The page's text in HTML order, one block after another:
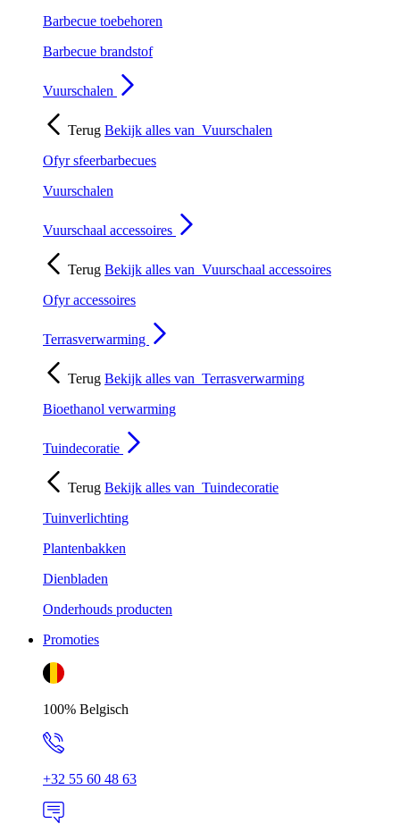
Barbecue toebehoren
Barbecue brandstof
Vuurschalen
Terug Bekijk alles van Vuurschalen
Ofyr sfeerbarbecues
Vuurschalen
Vuurschaal accessoires
Terug Bekijk alles van Vuurschaal accessoires
Ofyr accessoires
Terrasverwarming
Terug Bekijk alles van Terrasverwarming
Bioethanol verwarming
Tuindecoratie
Terug Bekijk alles van Tuindecoratie
Tuinverlichting
Plantenbakken
Dienbladen
Onderhouds producten
Promoties
100% Belgisch
+32 55 60 48 63